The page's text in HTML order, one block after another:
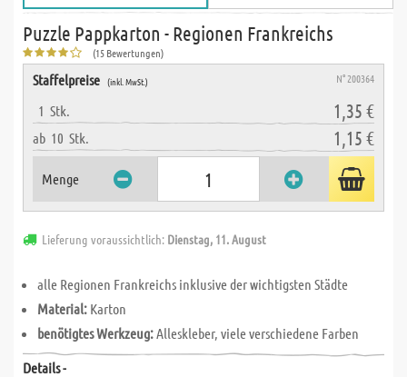
Puzzle Pappkarton - Regionen Frankreichs
(15 Bewertungen)
Staffelpreise (inkl. MwSt.) N° 200364
1 Stk. 1,35 €
ab 10 Stk. 1,15 €
Menge
Lieferung voraussichtlich: Dienstag, 11. August
alle Regionen Frankreichs inklusive der wichtigsten Städte
Material: Karton
benötigtes Werkzeug:Alleskleber, viele verschiedene Farben
Details -